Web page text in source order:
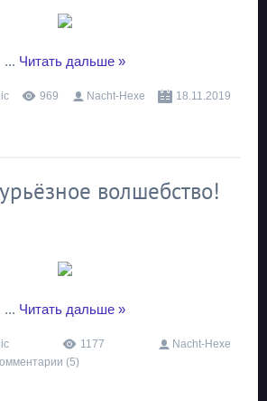
... Читать дальше »
969 Nacht-Hexe
18.11.2019
волшебство!
... Читать дальше »
1177
Nacht-Hexe
(5)